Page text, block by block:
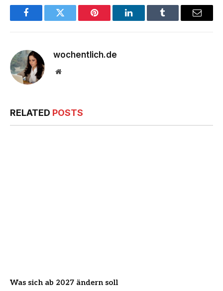
FacebookTwitter Pinterest LinkedInTumblr Email
wochentlich.de
Website
RELATED POSTS
Was sich ab 2027 ändern soll